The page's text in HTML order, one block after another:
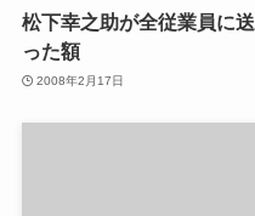
松下幸之助が全従業員に送
った額
2008年2月17日